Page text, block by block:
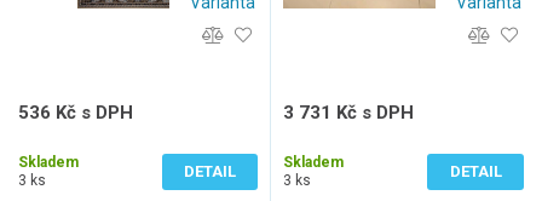
536 Kč s DPH
Skladem
3 ks
DETAIL
3 731 Kč s DPH
Skladem
3 ks
DETAIL